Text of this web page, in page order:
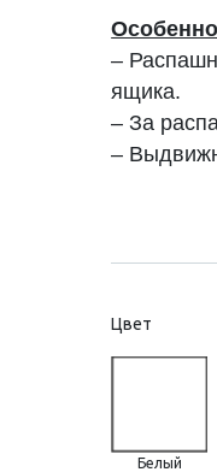
–
ящика.
– За
–
Цвет
Белый